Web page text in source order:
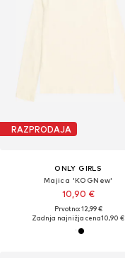
RAZPRODAJA
ONLY GIRLS
Majica 'KOGNew'
10,90 €
Prvotno: 12,99 €
Zadnja najnižja cena10,90 €